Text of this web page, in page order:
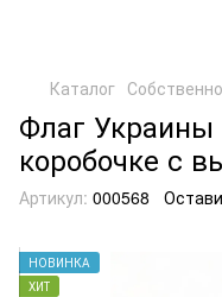
Каталог
Флаг
коробочке с
Артикул: 000568
НОВИНКА
ХИТ